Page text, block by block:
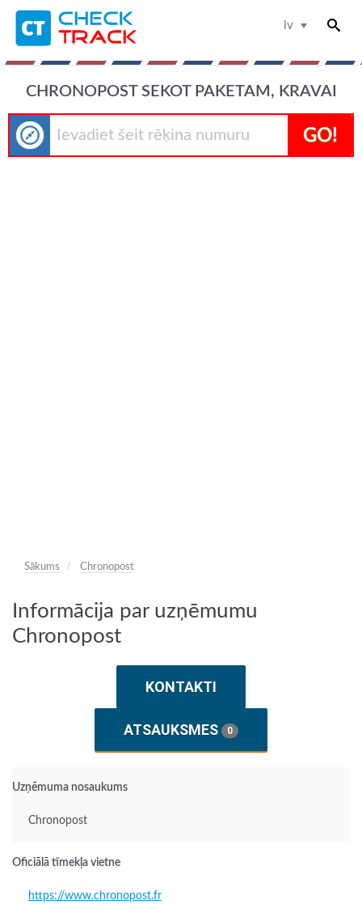
lv
CHRONOPOST SEKOT PAKETAM, KRAVAI
GO!
Sākums Chronopost
Informācija par uzņēmumu
Chronopost
KONTAKTI
ATSAUKSMES 0
Uzņēmuma nosaukums
Chronopost
Oficiālā tīmekļa vietne
https://www.chronopost.fr